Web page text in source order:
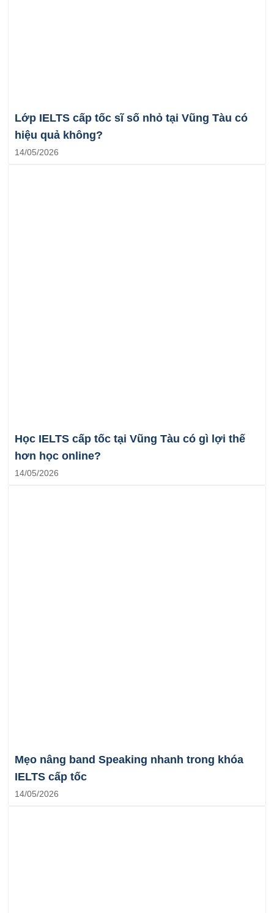
Lớp IELTS cấp tốc sĩ số nhỏ tại Vũng Tàu có
hiệu quả không?
14/05/2026
Học IELTS cấp tốc tại Vũng Tàu có gì lợi thế
hơn học online?
14/05/2026
Mẹo nâng band Speaking nhanh trong khóa
IELTS cấp tốc
14/05/2026